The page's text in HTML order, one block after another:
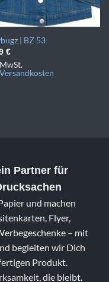
| BZ 53
€
Versandkosten
Partner für
und machen
Flyer,
– mit
begleiten wir Dich
Produkt.
die bleibt.